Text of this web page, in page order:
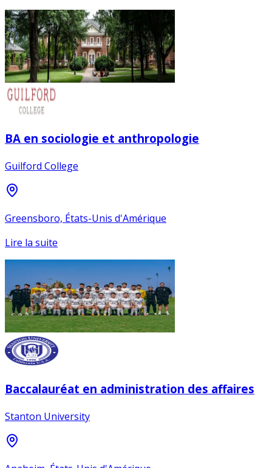
BA en sociologie et anthropologie
Guilford College
Greensboro, États-Unis d'Amérique
Lire la suite
Baccalauréat en administration des affaires
Stanton University